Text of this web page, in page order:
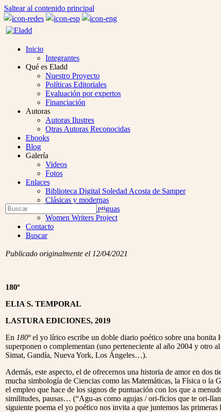
Saltear al contenido principal
Inicio
Integrantes
Qué es Eladd
Nuestro Proyecto
Políticas Editoriales
Evaluación por expertos
Financiación
Autoras
Autoras Ilustres
Otras Autoras Reconocidas
Ebooks
Blog
Galería
Videos
Fotos
Enlaces
Biblioteca Digital Soledad Acosta de Samper
Clásicas y modernas
Colección Las Antiguas
Women Writers Project
Contacto
Buscar
Open
Mobile
Menu
Buscar
Enviar
Publicado originalmente el 12/04/2021
180º
ELIA S. TEMPORAL
LASTURA EDICIONES, 2019
En 180ºel yo lírico escribe un doble diario poético sobre una bonita
superponen o complementan (uno perteneciente al año 2004 y otro
Simat, Gandía, Nueva York, Los Ángeles…).
Además, este aspecto, el de ofrecernos una historia de amor en
mucha simbología de Ciencias como las Matemáticas, la Física o la
el empleo que hace de los signos de puntuación con los que a
similitudes, pausas… (“Agu-as como agujas / ori-ficios que te ori-
siguiente poema el yo poético nos invita a que juntemos las